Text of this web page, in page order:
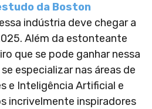
da Boston
indústria deve chegar a
Além da estonteante
que se pode ganhar nessa
especializar nas áreas de
e Inteligência Artificial e
incrivelmente inspiradores